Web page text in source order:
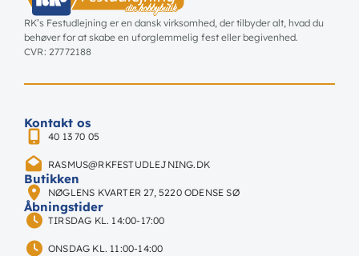
RK’s Festudlejning er en dansk virksomhed, der tilbyder alt, hvad du
behøver for at skabe en uforglemmelig fest eller begivenhed.
CVR: 27772188
Kontakt os
40 13 70 05
RASMUS@RKFESTUDLEJNING.DK
Butikken
NØGLENS KVARTER 27, 5220 ODENSE SØ
Åbningstider
TIRSDAG KL. 14:00-17:00
ONSDAG KL. 11:00-14:00